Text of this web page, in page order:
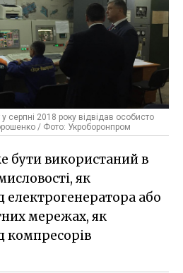
серпні 2018 року відвідав особисто
/ Фото: Укроборонпром
бути використаний в
як
електрогенератора або
мережах, як
компресорів